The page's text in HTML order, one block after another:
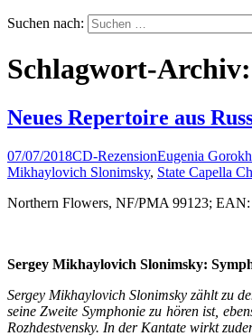
Suchen nach:
Schlagwort-
Neues Repertoire aus
07/07/2018CD-RezensionEugenia
Mikhaylovich Slonimsky, State Capella
Northern Flowers, NF/PMA 99123;
Sergey Mikhaylovich Slonimsky:
Sergey Mikhaylovich Slonimsky zählt zu
seine Zweite Symphonie zu hören ist,
Rozhdestvensky. In der Kantate wirkt